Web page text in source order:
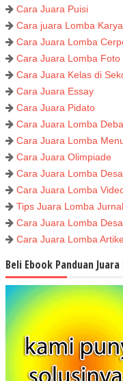
Cara Juara Puisi
Cara juara Lomba
Cara Juara Lomba
Cara Juara Lomba Foto
Cara Juara Kelas di
Cara Juara Essay
Cara Juara Pidato
Cara Juara Lomba
Cara Juara Lomba
Cara Juara Olimpiade
Cara Juara Lomba
Cara Juara Lomba
Tips Juara Lomba
Cara Juara Lomba
Cara Juara Lomba
Beli Ebook Panduan